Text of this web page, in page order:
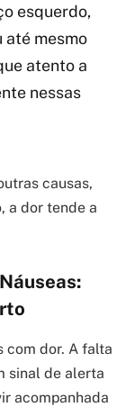
esquerdo,
até mesmo
atento a
nessas
causas,
a dor tende a
com dor. A falta
sinal de alerta
acompanhada